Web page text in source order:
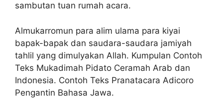
sambutan tuan rumah acara.
Almukarromun para alim ulama para kiyai
bapak-bapak dan saudara-saudara jamiyah
tahlil yang dimulyakan Allah. Kumpulan Contoh
Teks Mukadimah Pidato Ceramah Arab dan
Indonesia. Contoh Teks Pranatacara Adicoro
Pengantin Bahasa Jawa.